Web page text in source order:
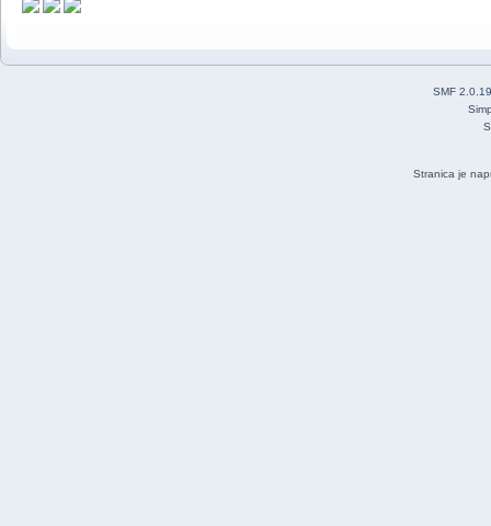
SMF 2.0.19
Stranica je